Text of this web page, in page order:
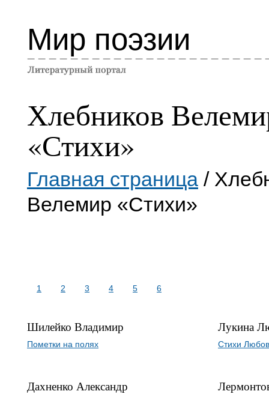
Мир поэзии
Хлебников
«Стихи»
Главная страница /
Велемир «Стихи»
1 2 3 4 5 6
Шилейко Владимир
Пометки на полях
Дахненко Александр
Лукина
Стихи